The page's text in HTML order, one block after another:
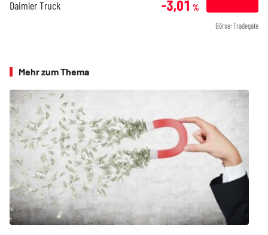
Daimler Truck -3,01 %
Börse: Tradegate
Mehr zum Thema